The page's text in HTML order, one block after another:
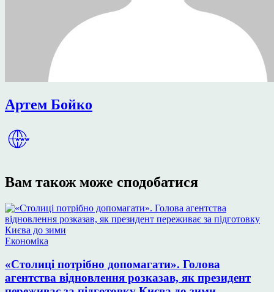
Артем Бойко
Вам також може сподобатися
Опублікувати
Економіка
«Столиці потрібно допомагати». Голова
агентства відновлення розказав, як президент